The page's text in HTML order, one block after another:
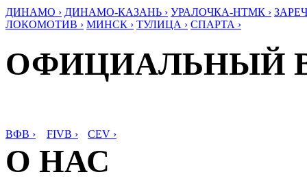
ДИНАМО › ДИНАМО-КАЗАНЬ › УРАЛОЧКА-НТМК ›
ЛОКОМОТИВ › МИНСК › ТУЛИЦА › СПАРТА ›
ОФИЦИАЛЬНЫЙ
ВФВ › FIVB › CEV ›
О НАС